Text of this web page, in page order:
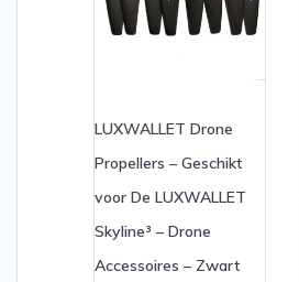
LUXWALLET Drone
Propellers – Geschikt
voor De LUXWALLET
Skyline³ – Drone
Accessoires – Zwart